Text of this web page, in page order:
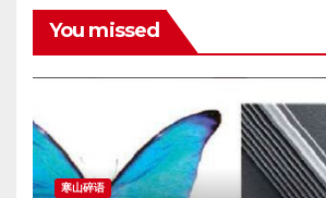
You missed
寒山碎语